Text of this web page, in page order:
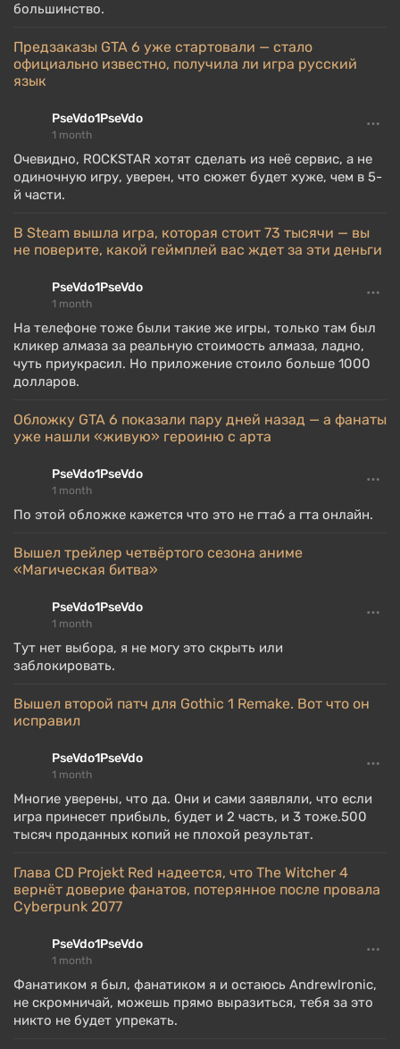
большинство.
Предзаказы GTA 6 уже стартовали — стало
официально известно, получила ли игра русский
язык
PseVdo1PseVdo
1 month
Очевидно, ROCKSTAR хотят сделать из неё сервис, а не
одиночную игру, уверен, что сюжет будет хуже, чем в 5-
й части.
В Steam вышла игра, которая стоит 73 тысячи — вы
не поверите, какой геймплей вас ждет за эти деньги
PseVdo1PseVdo
1 month
На телефоне тоже были такие же игры, только там был
кликер алмаза за реальную стоимость алмаза, ладно,
чуть приукрасил. Но приложение стоило больше 1000
долларов.
Обложку GTA 6 показали пару дней назад — а фанаты
уже нашли «живую» героиню с арта
PseVdo1PseVdo
1 month
По этой обложке кажется что это не гта6 а гта онлайн.
Вышел трейлер четвёртого сезона аниме
«Магическая битва»
PseVdo1PseVdo
1 month
Тут нет выбора, я не могу это скрыть или
заблокировать.
Вышел второй патч для Gothic 1 Remake. Вот что он
исправил
PseVdo1PseVdo
1 month
Многие уверены, что да. Они и сами заявляли, что если
игра принесет прибыль, будет и 2 часть, и 3 тоже.500
тысяч проданных копий не плохой результат.
Глава CD Projekt Red надеется, что The Witcher 4
вернёт доверие фанатов, потерянное после провала
Cyberpunk 2077
PseVdo1PseVdo
1 month
Фанатиком я был, фанатиком я и остаюсь Andrewlronic,
не скромничай, можешь прямо выразиться, тебя за это
никто не будет упрекать.